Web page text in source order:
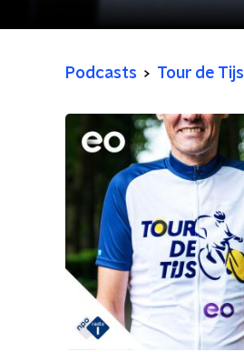
Podcasts Tour de Tijs